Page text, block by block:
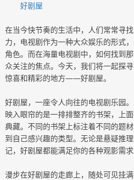
好剧屋
在当今快节奏的生活中，人们常常寻
力，电视剧作为一种大众娱乐的形式
角色。而在海量电视剧中，如何找到
众关注的焦点。今天，我们将一起探
惊喜和精彩的地方——好剧屋。
好剧屋，一座令人向往的电视剧乐园
映入眼帘的是一排排整齐的书架，上
典藏。不同的书架上标注着不同的题
到自己感兴趣的类型。无论是悬疑推
记，好剧屋都能满足你的各种观影需求
漫步在好剧屋的走廊上，随处可见挂